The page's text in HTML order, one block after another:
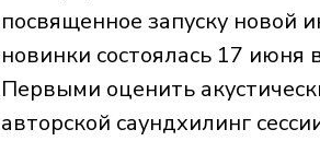
посвященное запуску новой
новинки состоялась 17 июня
Первыми оценить
авторской саундхилинг